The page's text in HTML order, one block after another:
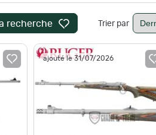
recherche Trier par
ajouté le 31/07/2026